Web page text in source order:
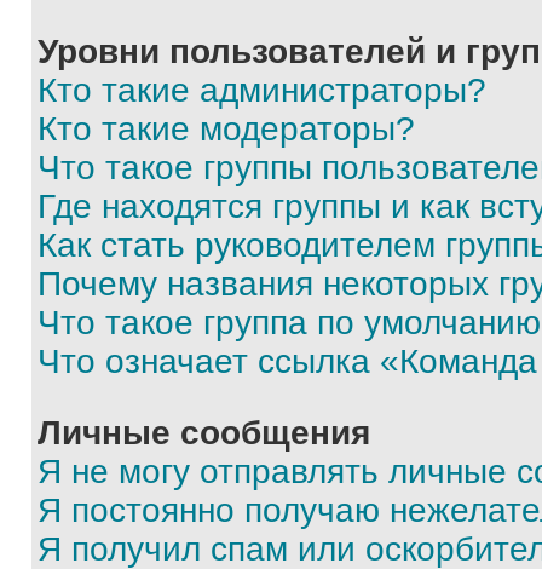
Уровни пользователей и
Кто такие администраторы?
Кто такие модераторы?
Что такое группы
Где находятся группы и как
Как стать руководителем
Почему названия некоторых
Что такое группа по
Что означает ссылка
Личные сообщения
Я не могу отправлять личные
Я постоянно получаю
Я получил спам или